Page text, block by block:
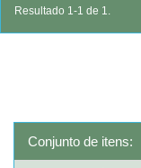
Resultado 1-1 de 1.
Conjunto de itens: